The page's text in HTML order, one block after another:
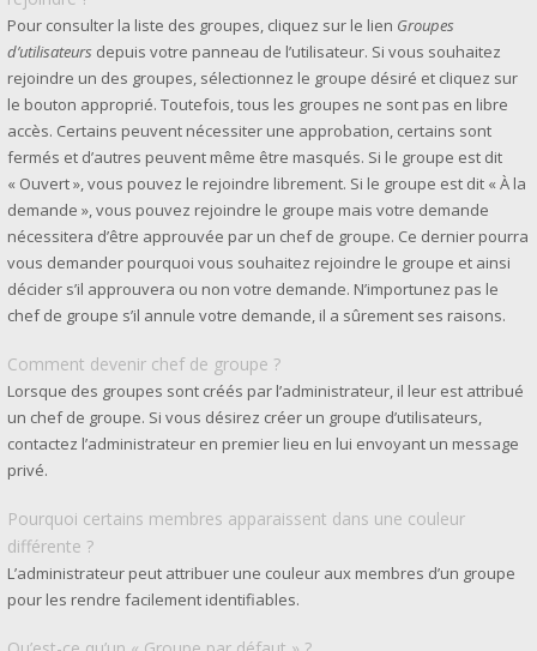
Pour consulter la liste des groupes, cliquez sur le lien Groupes
d’utilisateurs depuis votre panneau de l’utilisateur. Si vous souhaitez
rejoindre un des groupes, sélectionnez le groupe désiré et cliquez sur
le bouton approprié. Toutefois, tous les groupes ne sont pas en libre
accès. Certains peuvent nécessiter une approbation, certains sont
fermés et d’autres peuvent même être masqués. Si le groupe est dit
« Ouvert », vous pouvez le rejoindre librement. Si le groupe est dit « À la
demande », vous pouvez rejoindre le groupe mais votre demande
nécessitera d’être approuvée par un chef de groupe. Ce dernier pourra
vous demander pourquoi vous souhaitez rejoindre le groupe et ainsi
décider s’il approuvera ou non votre demande. N’importunez pas le
chef de groupe s’il annule votre demande, il a sûrement ses raisons.
Comment devenir chef de groupe ?
Lorsque des groupes sont créés par l’administrateur, il leur est attribué
un chef de groupe. Si vous désirez créer un groupe d’utilisateurs,
contactez l’administrateur en premier lieu en lui envoyant un message
privé.
Pourquoi certains membres apparaissent dans une couleur
différente ?
L’administrateur peut attribuer une couleur aux membres d’un groupe
pour les rendre facilement identifiables.